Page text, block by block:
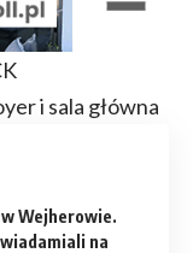
i sala główna
Wejherowie.
na